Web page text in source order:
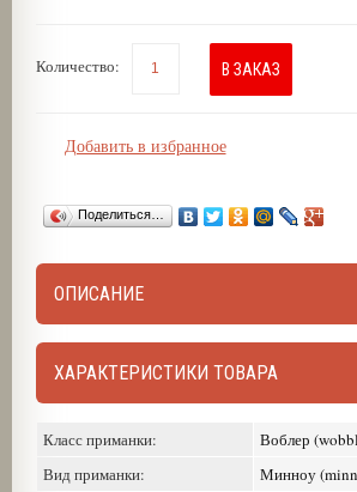
Количество: В ЗАКАЗ
Добавить в избранное
Поделиться…
ОПИСАНИЕ
ХАРАКТЕРИСТИКИ ТОВАРА
Класс приманки:
Воблер
Вид приманки:
Минноу